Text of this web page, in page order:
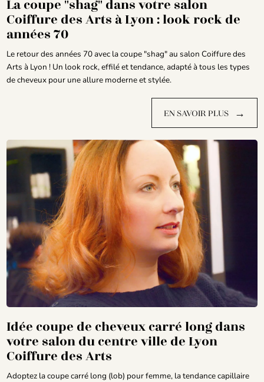
La coupe "shag" dans votre salon
Coiffure des Arts à Lyon : look rock de
années 70
Le retour des années 70 avec la coupe "shag" au salon Coiffure des
Arts à Lyon ! Un look rock, effilé et tendance, adapté à tous les types
de cheveux pour une allure moderne et stylée.
EN SAVOIR PLUS →
Idée coupe de cheveux carré long dans
votre salon du centre ville de Lyon
Coiffure des Arts
Adoptez la coupe carré long (lob) pour femme, la tendance capillaire